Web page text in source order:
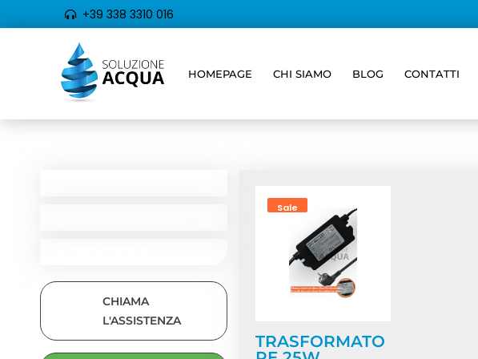
+39 338 3310 016
HOMEPAGE CHI SIAMO BLOG CONTATTI
CHIAMA
L'ASSISTENZA
Sale
TRASFORMATO